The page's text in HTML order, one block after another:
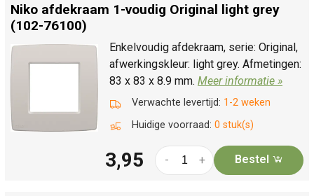
Niko afdekraam 1-voudig Original light grey
(102-76100)
Enkelvoudig afdekraam, serie: Original,
afwerkingskleur: light grey. Afmetingen:
83 x 83 x 8.9 mm. Meer informatie »
Verwachte levertijd: 1-2 weken
Huidige voorraad: 0 stuk(s)
3,95 +
- Bestel